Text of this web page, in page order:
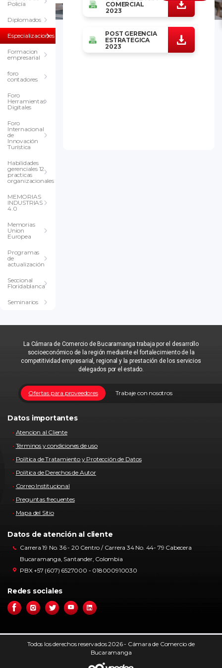
Policía
Diplomados
Especializaciones
Formacion
empresarial
foro
contadores
Foro
Herramientas
Digitales
Foro
Internacional
de
Innovación
Turística
Habilidades
gerenciales 12
practicas
organizacionales
MEMORIAS
INDUSTRIAS
4.0
Memorias
Union
Europea
Programas
de
actualización
Seccional
Floridablanca
Seminarios
COMERCIAL
2023
POST GERENCIA
ESTRATEGICA
2023
La Cámara de Comercio de Bucaramanga trabaja por el desarrollo
socioeconómico de la región mediante el fortalecimiento de la
competitividad empresarial, regional y la prestación de los servicios
delegados por el estado.
Trabaje con nosotros
Ofertas para proveedores
Datos importantes
Atencion al Cliente
Términos y condiciones de uso
Política de Tratamiento y Protección de Datos
Política de Derechos de Autor
Correo Institucional
Preguntas frecuentes
Mapa del Sitio
Datos de atención al cliente
Carrera 19 No. 36 - 20 Centro / Carrera 34 No. 44- 79 Cabecera
Bucaramanga, Santander, Colombia
PBX +57 (607) 6527000 - 018000910030
Redes sociales
Todos los derechos reservados 2026 - Cámara de Comercio de
Bucaramanga